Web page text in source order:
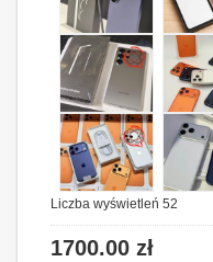
Liczba wyświetleń 52
1700.00 zł